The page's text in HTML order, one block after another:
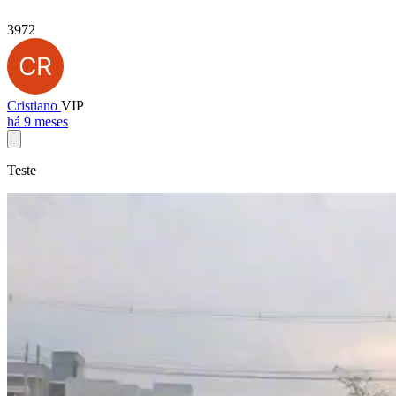
3972
Cristiano VIP
há 9 meses
Teste